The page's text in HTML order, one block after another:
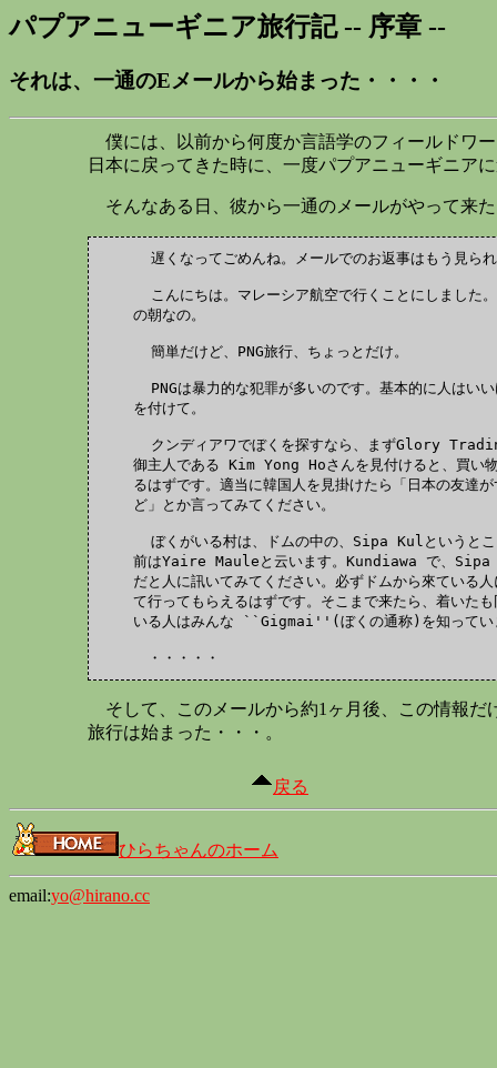
パプアニューギニア旅行記 -- 序章 --
それは、一通のEメールから始まった・・・・
僕には、以前から何度か言語学のフィールドワ
日本に戻ってきた時に、一度パプアニューギニア
そんなある日、彼から一通のメールがやって来
遅くなってごめんね。メールでのお返事はもう見ら
こんにちは。マレーシア航空で行くことにしました
の朝なの。
  簡単だけど、PNG旅行、ちょっとだけ。
PNGは暴力的な犯罪が多いのです。基本的に人はい
を付けて。
クンディアワでぼくを探すなら、まずGlory
御主人である Kim Yong Hoさんを見付けると、買い
るはずです。適当に韓国人を見掛けたら「日本の友達
ど」とか言ってみてください。
ぼくがいる村は、ドムの中の、Sipa Kulというとこ
前はYaire Mauleと云います。Kundiawa で、Sipa
だと人に訊いてみてください。必ずドムから來ている
て行ってもらえるはずです。そこまで来たら、着いた
いる人はみんな ``Gigmai''(ぼくの通称)を知ってい
そして、このメールから約1ヶ月後、この情報だ
旅行は始まった・・・。
戻る
ひらちゃんのホーム
email:yo@hirano.cc